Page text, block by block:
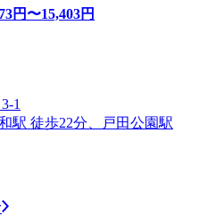
円〜15,403円
1
駅 徒歩22分、戸田公園駅